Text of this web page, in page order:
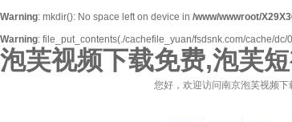
Warning: mkdir(): No space left on device in /www/wwwroot/
Warning: file_put_contents(./cachefile_yuan/fsdsnk.com/cache/
泡芙视频下载免费,泡芙
您好，欢迎访问南京泡芙视频下